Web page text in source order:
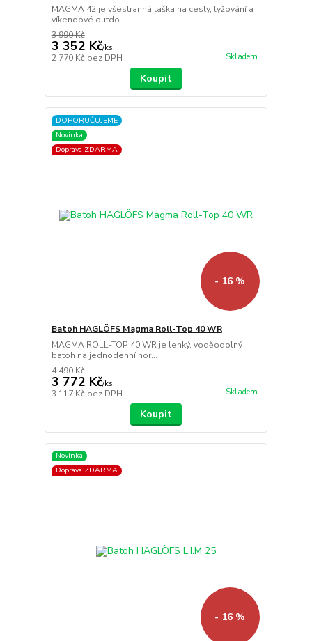
MAGMA 42 je všestranná taška na cesty, lyžování a
víkendové outdo...
3 990 Kč
3 352 Kč/ks
2 770 Kč bez DPH Skladem
Koupit
DOPORUČUJEME
Novinka
Doprava ZDARMA
- 16 %
Batoh HAGLÖFS Magma Roll-Top 40 WR
MAGMA ROLL-TOP 40 WR je lehký, voděodolný
batoh na jednodenní hor...
4 490 Kč
3 772 Kč/ks
3 117 Kč bez DPH Skladem
Koupit
Novinka
Doprava ZDARMA
- 16 %